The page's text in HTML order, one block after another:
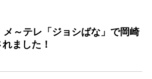
メ～テレ「ジョシばな」で岡崎
ました！